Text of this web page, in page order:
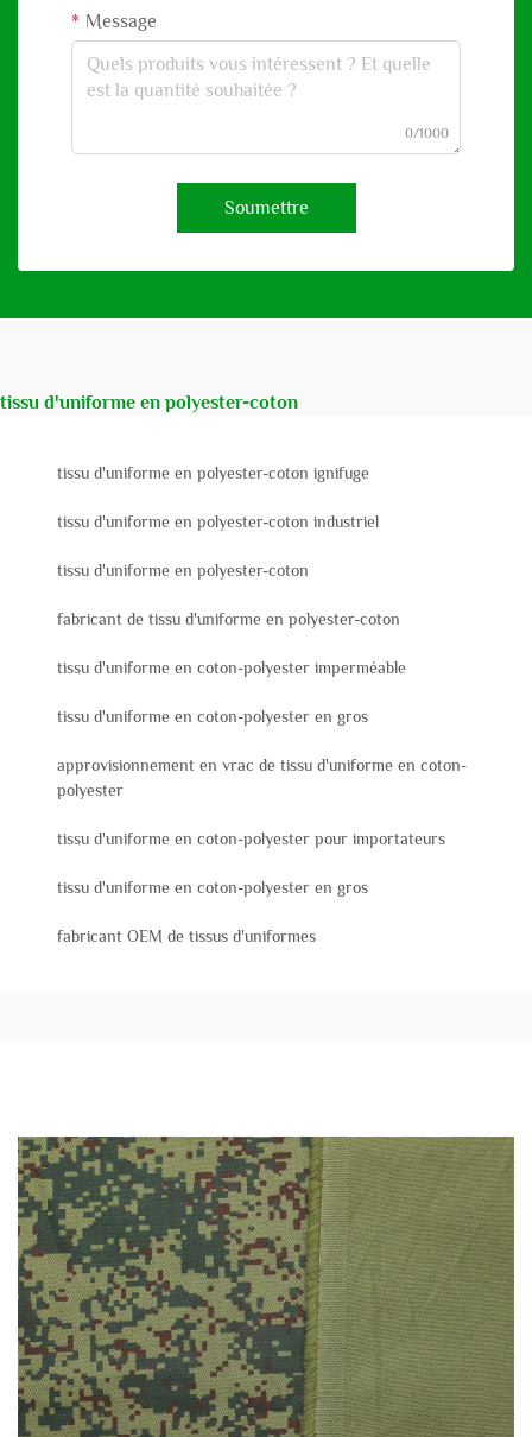
Message
0/1000
Soumettre
tissu d'uniforme en polyester-coton
tissu d'uniforme en polyester-coton ignifuge
tissu d'uniforme en polyester-coton industriel
tissu d'uniforme en polyester-coton
fabricant de tissu d'uniforme en polyester-coton
tissu d'uniforme en coton-polyester imperméable
tissu d'uniforme en coton-polyester en gros
approvisionnement en vrac de tissu d'uniforme en coton-
polyester
tissu d'uniforme en coton-polyester pour importateurs
tissu d'uniforme en coton-polyester en gros
fabricant OEM de tissus d'uniformes